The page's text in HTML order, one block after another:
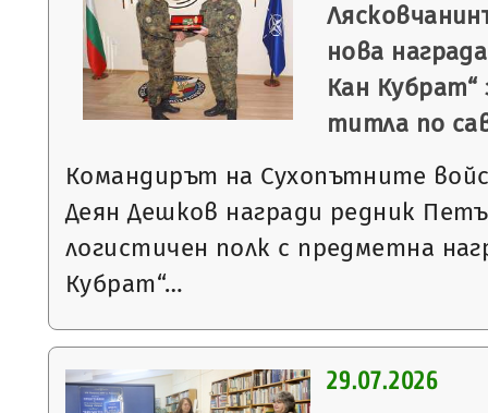
нова
Кан Кубрат“
титла по
Командирът на Сухопътните
Деян Дешков награди редник
логистичен полк с предметна
Кубрат“…
29.07.2026